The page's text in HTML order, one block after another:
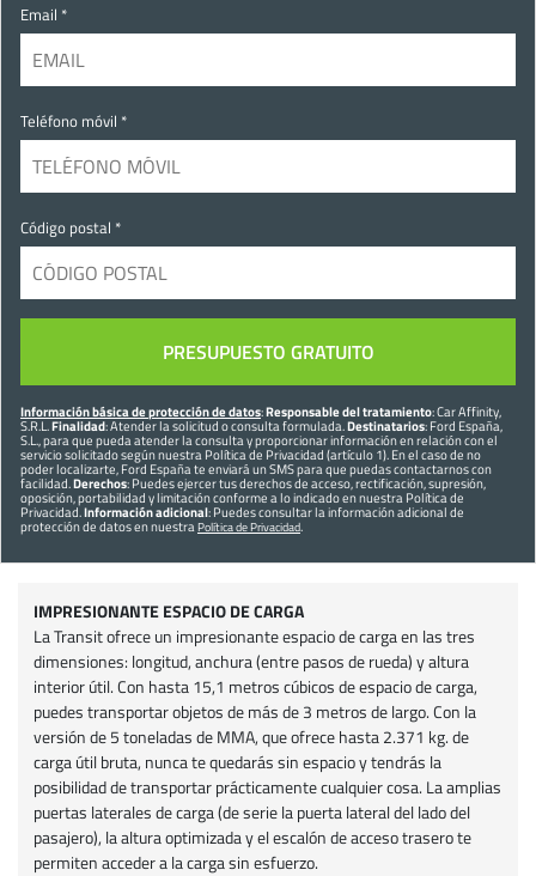
Email *
Teléfono móvil *
Código postal *
Información básica de protección de datos:Responsable del tratamiento: Car Affinity,
S.R.L.Finalidad: Atender la solicitud o consulta formulada.Destinatarios: Ford España,
S.L., para que pueda atender la consulta y proporcionar información en relación con el
servicio solicitado según nuestra Política de Privacidad (artículo 1). En el caso de no
poder localizarte, Ford España te enviará un SMS para que puedas contactarnos con
facilidad.Derechos: Puedes ejercer tus derechos de acceso, rectificación, supresión,
oposición, portabilidad y limitación conforme a lo indicado en nuestra Política de
Privacidad.Información adicional: Puedes consultar la información adicional de
protección de datos en nuestra Política de Privacidad.
IMPRESIONANTE ESPACIO DE CARGA
La Transit ofrece un impresionante espacio de carga en las tres
dimensiones: longitud, anchura (entre pasos de rueda) y altura
interior útil. Con hasta 15,1 metros cúbicos de espacio de carga,
puedes transportar objetos de más de 3 metros de largo. Con la
versión de 5 toneladas de MMA, que ofrece hasta 2.371 kg. de
carga útil bruta, nunca te quedarás sin espacio y tendrás la
posibilidad de transportar prácticamente cualquier cosa. La amplias
puertas laterales de carga (de serie la puerta lateral del lado del
pasajero), la altura optimizada y el escalón de acceso trasero te
permiten acceder a la carga sin esfuerzo.